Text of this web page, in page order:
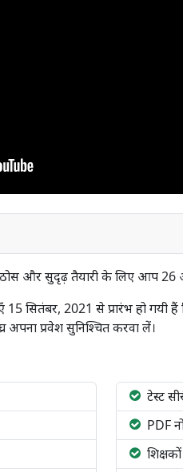
और सुदृढ़ तैयारी के लिए आप 26
सितंबर, 2021 से प्रारंभ हो गयी
प्रवेश सुनिश्चित करवा लें।
टेस्ट
PDF